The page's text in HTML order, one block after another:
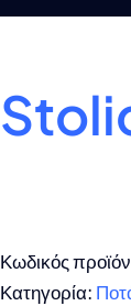
Κωδικός
Κατηγορία: